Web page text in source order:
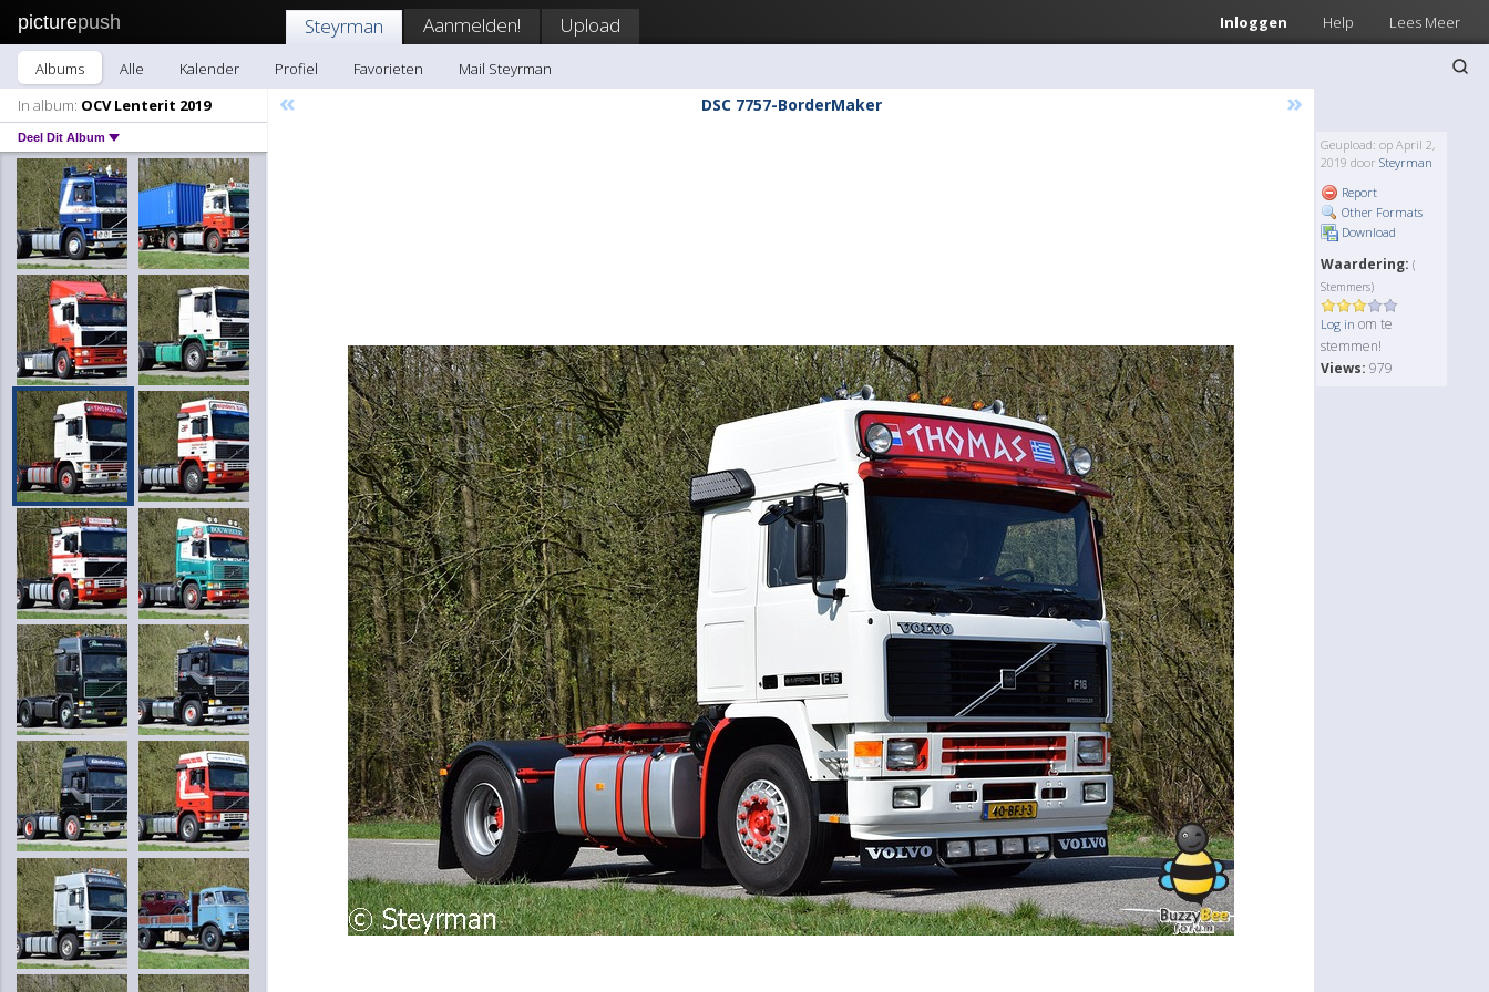
picturepush Inloggen Help Lees Meer
Steyrman Aanmelden! Upload
Albums Alle Kalender Profiel Favorieten
Mail Steyrman
In album: OCV Lenterit 2019
Deel Dit Album
« DSC 7757-BorderMaker »
Geupload: op April 2,
2019 door Steyrman
Report
Other Formats
Download
Waardering: (
Stemmers)
Log in om te
stemmen!
Views: 979